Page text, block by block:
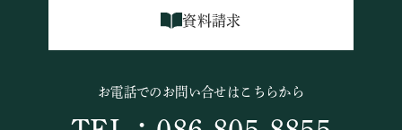
資料請求
お電話でのお問い合せはこちらから